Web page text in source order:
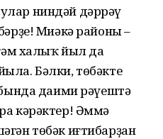
ниндәй дәррәү
Миәкә районы –
халыҡ йыл да
Бәлки, төбәкте
даими рәүештә
кәрәктер! Әммә
төбәк иғтибарҙан